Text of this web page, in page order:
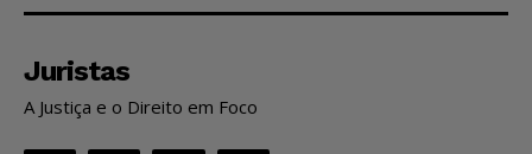
Juristas
A Justiça e o Direito em Foco